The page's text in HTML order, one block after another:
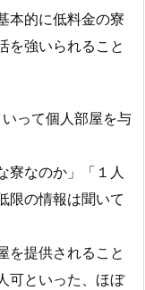
本的に低料金の寮
を強いられること
って個人部屋を与
寮なのか」「１人
限の情報は聞いて
を提供されること
可といった、ほぼ